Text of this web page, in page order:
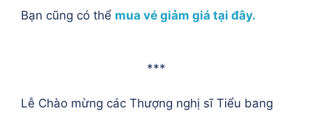
Bạn cũng có thể mua vé giảm giá tại đây.
***
Lễ Chào mừng các Thượng nghị sĩ Tiểu bang